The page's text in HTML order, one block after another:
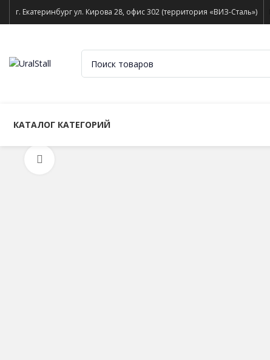
г. Екатеринбург ул. Кирова 28, офис 302 (территория «ВИЗ-Сталь»)
КАТАЛОГ КАТЕГОРИЙ